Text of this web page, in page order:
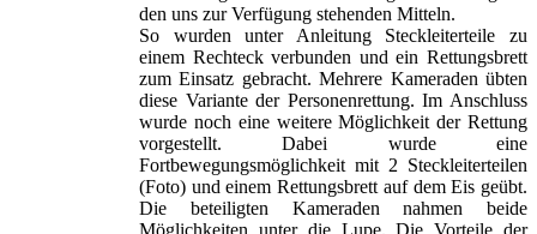
den uns zur Verfügung stehenden Mitteln.
So wurden unter Anleitung Steckleiterteile zu
einem Rechteck verbunden und ein Rettungsbrett
zum Einsatz gebracht. Mehrere Kameraden übten
diese Variante der Personenrettung. Im Anschluss
wurde noch eine weitere Möglichkeit der Rettung
vorgestellt. Dabei wurde eine
Fortbewegungsmöglichkeit mit 2 Steckleiterteilen
(Foto) und einem Rettungsbrett auf dem Eis geübt.
Die beteiligten Kameraden nahmen beide